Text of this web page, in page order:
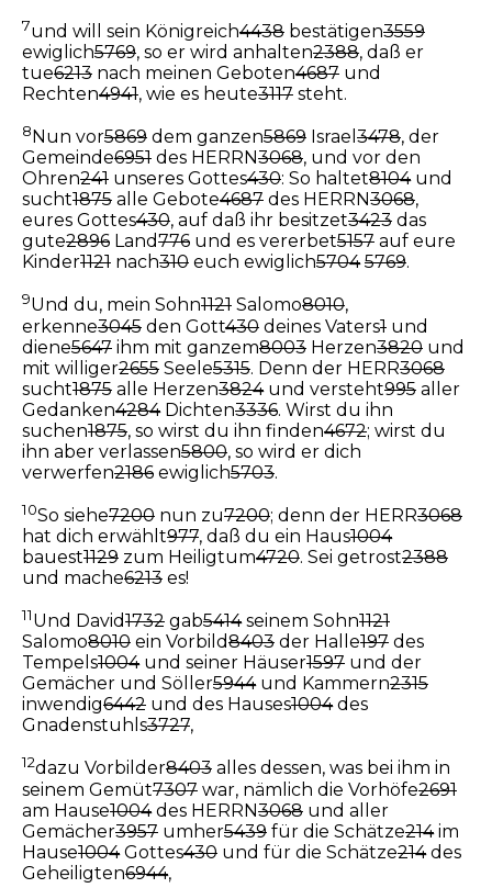
7und will sein Königreich4438 bestätigen3559
ewiglich5769, so er wird anhalten2388, daß er
tue6213 nach meinen Geboten4687 und
Rechten4941, wie es heute3117 steht.
8 Nun vor5869 dem ganzen5869 Israel 3478, der
Gemeinde6951 des HERRN3068, und vor den
Ohren241 unseres Gottes430: So haltet8104und
sucht1875 alle Gebote4687 des HERRN3068,
eures Gottes430, auf daß ihr besitzet3423 das
gute2896 Land776 und es vererbet5157 auf eure
Kinder1121 nach310 euch ewiglich5704 5769.
9Und du, mein Sohn1121 Salomo8010,
erkenne3045 den Gott430 deines Vaters1 und
diene5647 ihm mit ganzem8003 Herzen3820 und
mit williger2655 Seele5315. Denn der HERR3068
sucht1875 alle Herzen3824und versteht995 aller
Gedanken4284Dichten3336. Wirst du ihn
suchen1875, so wirst du ihn finden4672; wirst du
ihn aber verlassen5800, so wird er dich
verwerfen2186 ewiglich5703.
10So siehe7200 nun zu7200; denn der HERR3068
hat dich erwählt977, daß du ein Haus1004
bauest1129 zum Heiligtum4720. Sei getrost2388
und mache6213 es!
11Und David1732 gab5414seinem Sohn1121
Salomo8010 ein Vorbild8403 der Halle197 des
Tempels1004und seiner Häuser1597 und der
Gemächer und Söller5944und Kammern2315
inwendig6442 und des Hauses1004des
Gnadenstuhls3727,
12dazu Vorbilder8403 alles dessen, was bei ihm in
seinem Gemüt7307 war, nämlich die Vorhöfe2691
am Hause1004des HERRN3068 und aller
Gemächer3957 umher5439 für die Schätze214im
Hause1004Gottes430 und für die Schätze214des
Geheiligten6944,